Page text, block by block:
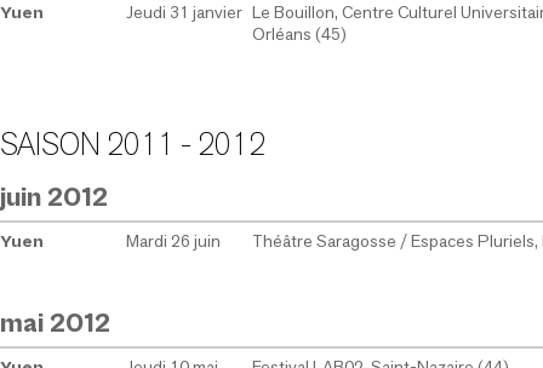
Yuen Jeudi 31 janvier Le Bouillon, Centre Culturel
Orléans (45)
SAISON 2011 - 2012
juin 2012
Yuen Mardi 26 juin Théâtre Saragosse / Espaces Pluriels,
mai 2012